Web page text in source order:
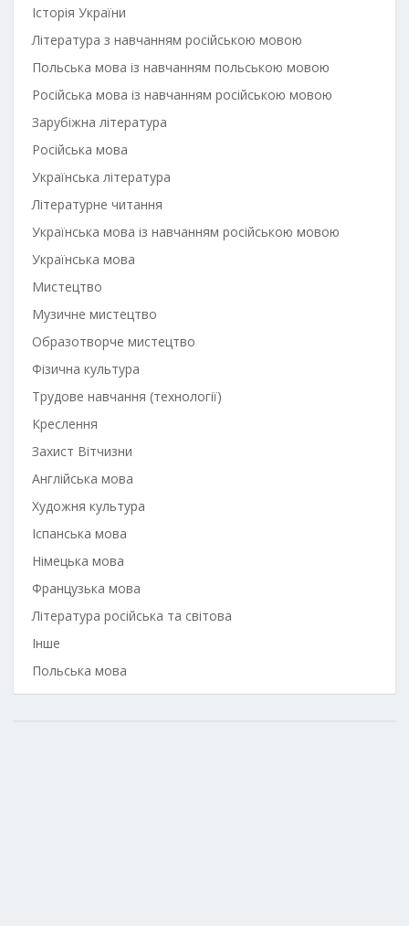
Історія України
Література з навчанням російською мовою
Польська мова із навчанням польською мовою
Російська мова із навчанням російською мовою
Зарубіжна література
Російська мова
Українська література
Літературне читання
Українська мова із навчанням російською мовою
Українська мова
Мистецтво
Музичне мистецтво
Образотворче мистецтво
Фізична культура
Трудове навчання (технології)
Креслення
Захист Вітчизни
Англійська мова
Художня культура
Іспанська мова
Німецька мова
Французька мова
Література російська та світова
Інше
Польська мова